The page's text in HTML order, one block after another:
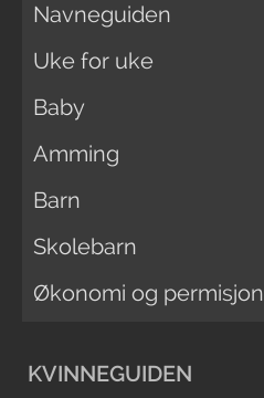
Navneguiden
Uke for uke
Baby
Amming
Barn
Skolebarn
Økonomi og permisjon
KVINNEGUIDEN